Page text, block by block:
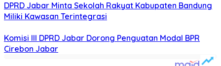
DPRD Jabar Minta Sekolah Rakyat Kabupaten Bandung
Miliki Kawasan Terintegrasi
Komisi III DPRD Jabar Dorong Penguatan Modal BPR
Cirebon Jabar